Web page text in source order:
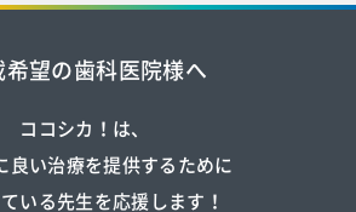
希望の歯科医院様へ
ココシカ！は、
良い治療を提供するために
いる先生を応援します！